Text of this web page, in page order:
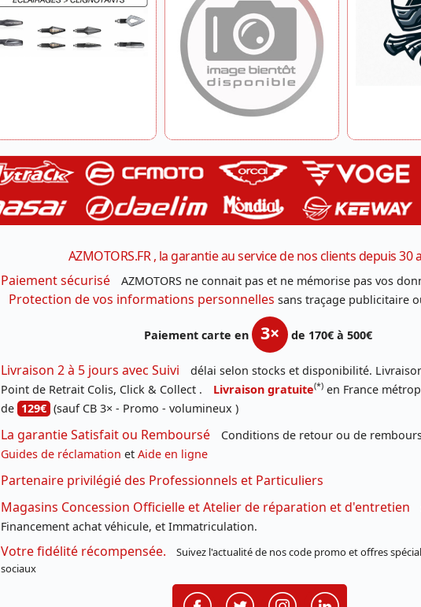
AZMOTORS.FR , la garantie au service de nos clients depuis 30
Paiement sécurisé
AZMOTORS ne connait pas et ne mémorise pas vos
Protection de vos informations personnelles sans traçage publicitaire
Paiement carte en 3× de 170€ à 500€
Livraison 2 à 5 jours avec Suivi
délai selon stocks et disponibilité.
Point de Retrait Colis, Click & Collect .
Livraison gratuite(*) en France
de 129€ (sauf CB 3× - Promo - volumineux )
La garantie Satisfait ou Remboursé
Conditions de retour ou de
Guides de réclamation et Aide en ligne
Partenaire privilégié des Professionnels et Particuliers
Magasins Concession Officielle et Atelier de réparation et d'entretien
Financement achat véhicule, et Immatriculation.
Votre fidélité récompensée.
Suivez l'actualité de nos code promo et offres
sociaux